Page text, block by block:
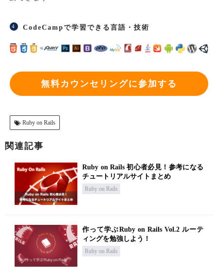
CodeCampで学習できる言語・技術
無料カウンセリングに参加する
Ruby on Rails
関連記事
Ruby on Rails 初心者必見！参考になる
チュートリアルサイトまとめ
Ruby on Rails
作って学ぶRuby on Rails Vol.2 ルーテ
ィングを勉強しよう！
Ruby on Rails